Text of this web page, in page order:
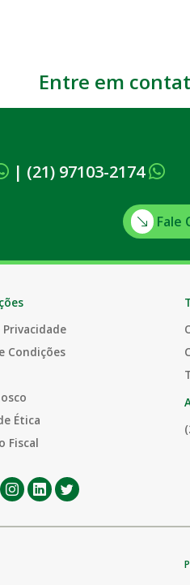
Entre em
| (21) 97103-2174
Fale
Condições
Ética
Fiscal